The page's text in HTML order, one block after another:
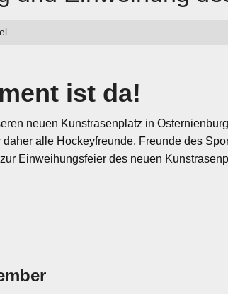
ist da!
neuen Kunstrasenplatz in
alle Hockeyfreunde, Freunde des
Einweihungsfeier des neuen